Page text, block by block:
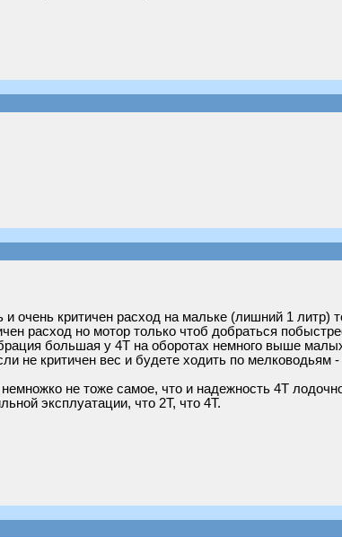
очень критичен расход на мальке (лишний 1 литр)
расход но мотор только чтоб добраться
большая у 4Т на оборотах немного выше
не критичен вес и будете ходить по мелководьям
не тоже самое, что и надежность 4Т
эксплуатации, что 2Т, что 4Т.